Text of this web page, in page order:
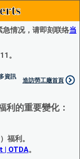
急情况，请即刻联络当
。
資訊
造訪勞工廰首頁
利的重要變化：
福利。
| OTDA。